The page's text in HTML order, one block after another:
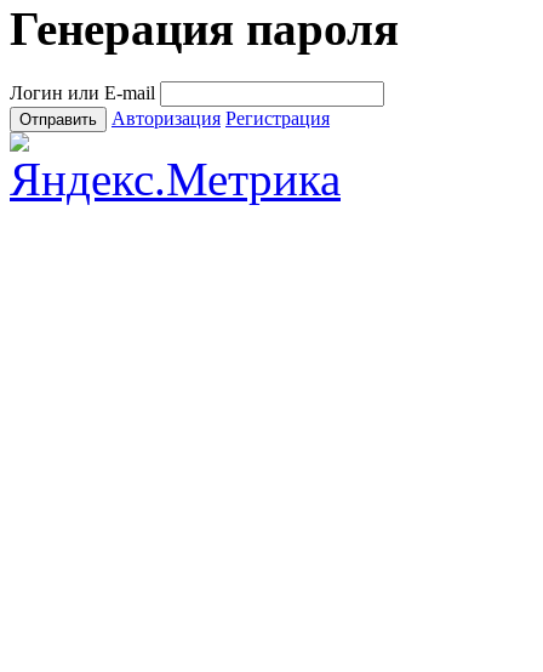
Генерация пароля
Логин или E-mail
Авторизация Регистрация